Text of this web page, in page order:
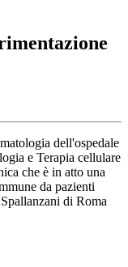
dell'ospedale
e Terapia cellulare
che è in atto una
da pazienti
di Roma